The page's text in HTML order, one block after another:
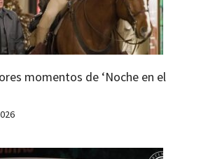
momentos de ‘Noche en el